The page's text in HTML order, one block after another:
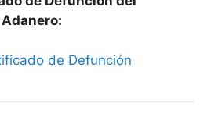
de Defunción